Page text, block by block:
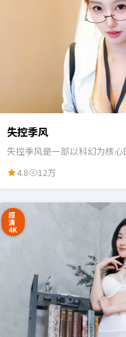
失控季风
失控季风是一部以科幻为核
4.8 12万
超
清
4K